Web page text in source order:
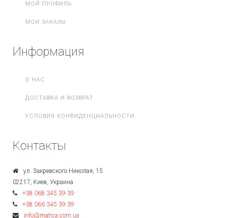
МОЙ ПРОФИЛЬ
МОИ ЗАКАЗЫ
Информация
О НАС
ДОСТАВКА И ВОЗВРАТ
УСЛОВИЯ КОНФИДЕНЦИАЛЬНОСТИ
Контакты
ул. Закревского Николая, 15
02217, Киев, Украина
+38 068 345 39 39
+38 066 345 39 39
info@matica.com.ua